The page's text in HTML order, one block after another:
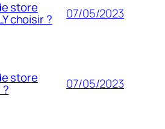
store
choisir ? 07/05/2023
store 07/05/2023